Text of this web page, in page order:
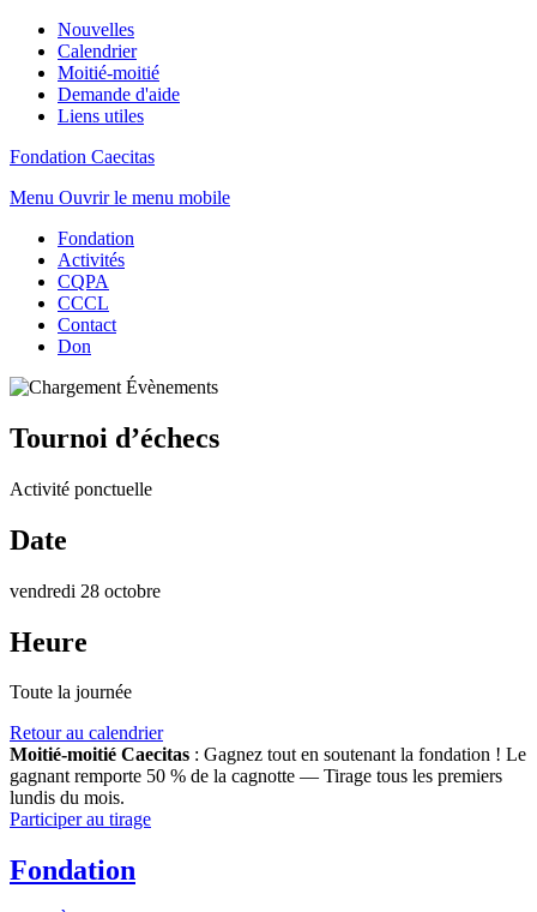
Nouvelles
Calendrier
Moitié-moitié
Demande d'aide
Liens utiles
Fondation Caecitas
Menu Ouvrir le menu mobile
Fondation
Activités
CQPA
CCCL
Contact
Don
Tournoi d’échecs
Activité ponctuelle
Date
vendredi 28 octobre
Heure
Toute la journée
Retour au calendrier
Moitié-moitié Caecitas : Gagnez tout en soutenant la fondation ! Le
gagnant remporte 50 % de la cagnotte — Tirage tous les premiers
lundis du mois.
Participer au tirage
Fondation